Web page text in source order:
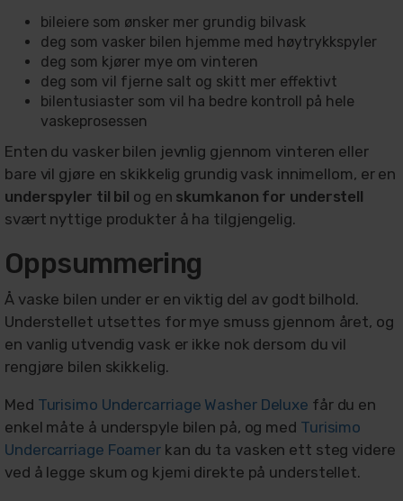
bileiere som ønsker mer grundig bilvask
deg som vasker bilen hjemme med høytrykkspyler
deg som kjører mye om vinteren
deg som vil fjerne salt og skitt mer effektivt
bilentusiaster som vil ha bedre kontroll på hele
vaskeprosessen
Enten du vasker bilen jevnlig gjennom vinteren eller
bare vil gjøre en skikkelig grundig vask innimellom, er en
underspyler til bil og en skumkanon for understell
svært nyttige produkter å ha tilgjengelig.
Oppsummering
Å vaske bilen under er en viktig del av godt bilhold.
Understellet utsettes for mye smuss gjennom året, og
en vanlig utvendig vask er ikke nok dersom du vil
rengjøre bilen skikkelig.
Med Turisimo Undercarriage Washer Deluxe får du en
enkel måte å underspyle bilen på, og med Turisimo
Undercarriage Foamer kan du ta vasken ett steg videre
ved å legge skum og kjemi direkte på understellet.